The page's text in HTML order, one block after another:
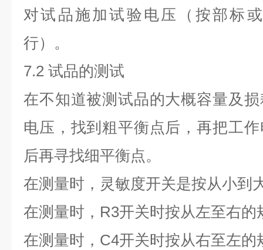
对试品施加试验电压（按部标
行）。
7.2 试品的测试
在不知道被测试品的大概容量及
电压，找到粗平衡点后，再把工
后再寻找细平衡点。
在测量时，灵敏度开关是按从小到
在测量时，R3开关时按从左至右的
在测量时，C4开关时按从右至左的